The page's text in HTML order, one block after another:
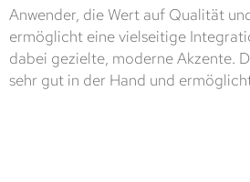
Anwender, die Wert auf Qualität
ermöglicht eine vielseitige
dabei gezielte, moderne Akzente.
sehr gut in der Hand und